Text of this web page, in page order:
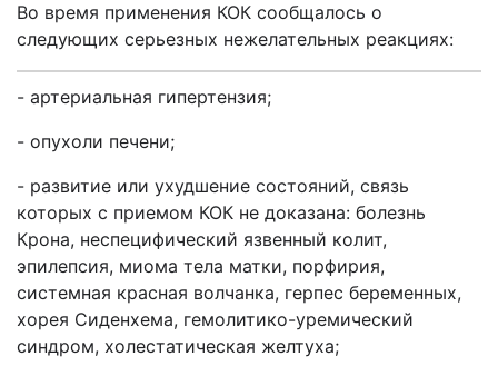
Во время применения КОК сообщалось о
следующих серьезных нежелательных реакциях:
- артериальная гипертензия;
- опухоли печени;
- развитие или ухудшение состояний, связь
которых с приемом КОК не доказана: болезнь
Крона, неспецифический язвенный колит,
эпилепсия, миома тела матки, порфирия,
системная красная волчанка, герпес беременных,
хорея Сиденхема, гемолитико-уремический
синдром, холестатическая желтуха;